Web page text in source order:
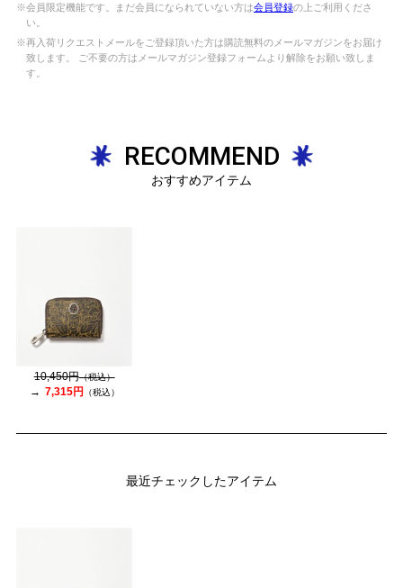
※会員限定機能です。まだ会員になられていない方は会員登録の上ご利用くださ
い。
※再入荷リクエストメールをご登録頂いた方は購読無料のメールマガジンをお届け
致します。 ご不要の方はメールマガジン登録フォームより解除をお願い致しま
す。
RECOMMEND
おすすめアイテム
10,450円（税込）
7,315円 （税込）
最近チェックしたアイテム